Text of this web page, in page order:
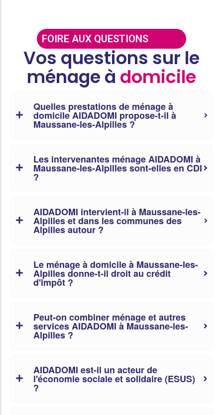
FOIRE AUX QUESTIONS
Vos questions sur le
ménage à domicile
Quelles prestations de ménage à
domicile AIDADOMI propose-t-il à
Maussane-les-Alpilles ?
Les intervenantes ménage AIDADOMI à
Maussane-les-Alpilles sont-elles en CDI
?
AIDADOMI intervient-il à Maussane-les-
Alpilles et dans les communes des
Alpilles autour ?
Le ménage à domicile à Maussane-les-
Alpilles donne-t-il droit au crédit
d'impôt ?
Peut-on combiner ménage et autres
services AIDADOMI à Maussane-les-
Alpilles ?
AIDADOMI est-il un acteur de
l'économie sociale et solidaire (ESUS)
?